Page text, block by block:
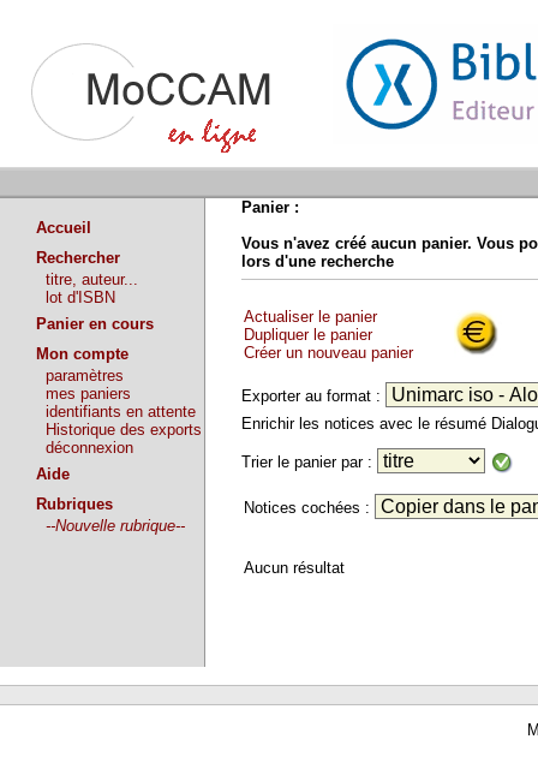
Accueil
Rechercher
titre, auteur...
lot d'ISBN
Panier en cours
Mon compte
paramètres
mes paniers
identifiants en attente
Historique des exports
déconnexion
Aide
Rubriques
--Nouvelle rubrique--
Panier :
Vous n'avez créé aucun panier. Vous
lors d'une recherche
Actualiser le panier
Dupliquer le panier
Créer un nouveau panier
Exporter au format :
Enrichir les notices avec le résumé
Trier le panier par :
Notices cochées :
Aucun résultat